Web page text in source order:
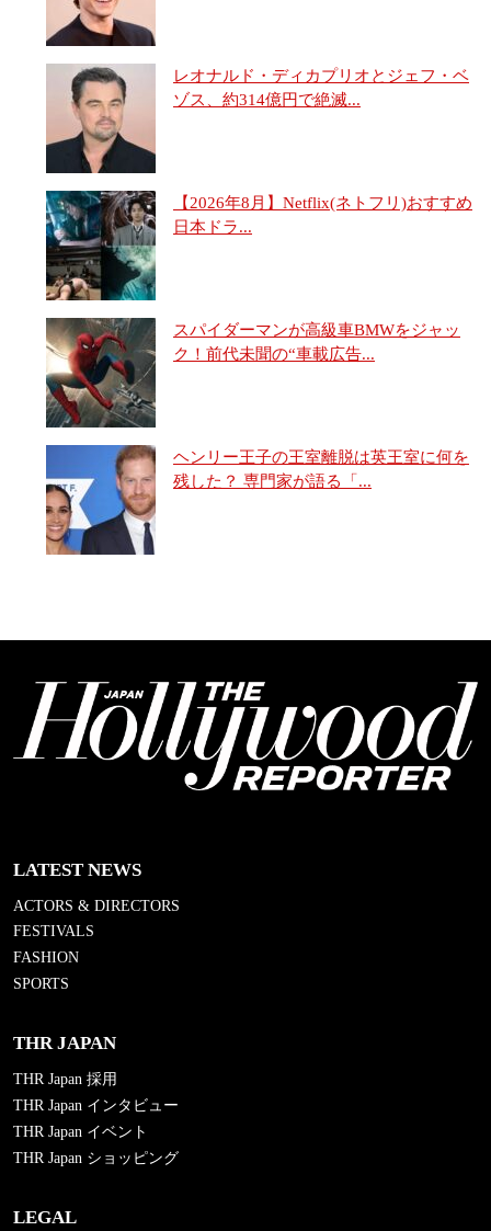
レオナルド・ディカプリオとジェフ・ベ
ゾス、約314億円で絶滅...
【2026年8月】Netflix(ネトフリ)おすすめ
日本ドラ...
スパイダーマンが高級車BMWをジャッ
ク！前代未聞の“車載広告...
ヘンリー王子の王室離脱は英王室に何を
残した？ 専門家が語る「...
LATEST NEWS
ACTORS & DIRECTORS
FESTIVALS
FASHION
SPORTS
THR JAPAN
THR Japan 採用
THR Japan インタビュー
THR Japan イベント
THR Japan ショッピング
LEGAL